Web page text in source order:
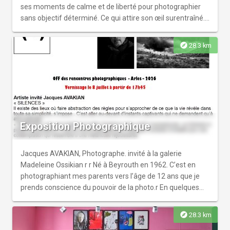
ses moments de calme et de liberté pour photographier
sans objectif déterminé. Ce qui attire son œil surentraîné.
Duponcheller r Pendant la semaine d’ouverture des
Rencontres, plusieurs moments forts avec l’artiste :r r
09/07r - Visite guidée en présence de l'artiste dans le
Chan-wook au Théâtre Antique dans le cadre des Nuits
des Rencontres d’Arles de 21h45 à 00h00.r r 10/07r -
Projection cinéma en présence de Park Chan-wook, en
visites guidées spécialement conçues par notre équipe de
explore 28.3 km
Exposition Photographique
Jacques AVAKIAN, Photographe. invité à la galerie
Madeleine Ossikian r r Né à Beyrouth en 1962. C’est en
photographiant mes parents vers l’âge de 12 ans que je
prends conscience du pouvoir de la photo.r En quelques
réalité.r Le vivant s’était détaché pour se défaire du temps
qui passe. r r Je suis un photographe de l’instant guidé par
explore 28.3 km